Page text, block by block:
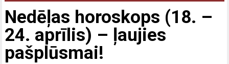
Nedēļas horoskops (18. –
24. aprīlis) – ļaujies
pašplūsmai!